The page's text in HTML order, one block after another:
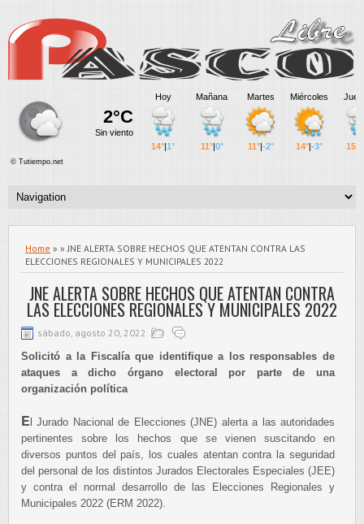
Home » » JNE ALERTA SOBRE HECHOS QUE ATENTAN CONTRA LAS
ELECCIONES REGIONALES Y MUNICIPALES 2022
JNE ALERTA SOBRE HECHOS QUE ATENTAN CONTRA
LAS ELECCIONES REGIONALES Y MUNICIPALES 2022
sábado, agosto 20, 2022
Solicitó a la Fiscalía que identifique a los responsables de
ataques a dicho órgano electoral por parte de una
organización política
E l Jurado Nacional de Elecciones (JNE) alerta a las autoridades
pertinentes sobre los hechos que se vienen suscitando en
diversos puntos del país, los cuales atentan contra la seguridad
del personal de los distintos Jurados Electorales Especiales (JEE)
y contra el normal desarrollo de las Elecciones Regionales y
Municipales 2022 (ERM 2022).